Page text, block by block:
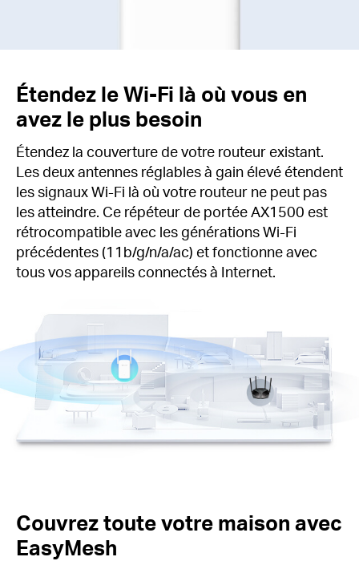
Étendez le Wi-Fi là où vous en
avez le plus besoin
Étendez la couverture de votre routeur existant.
Les deux antennes réglables à gain élevé étendent
les signaux Wi-Fi là où votre routeur ne peut pas
les atteindre. Ce répéteur de portée AX1500 est
rétrocompatible avec les générations Wi-Fi
précédentes (11b/g/n/a/ac) et fonctionne avec
tous vos appareils connectés à Internet.
Couvrez toute votre maison avec
EasyMesh